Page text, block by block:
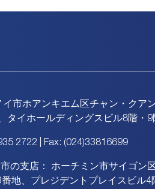
イ市ホアンキエム区チャン・クア
タイホールディングスビル8階・9
2722 | Fax: (024)33816699
の支店：
ホーチミン市サイゴン
地、プレジデントプレイスビル4